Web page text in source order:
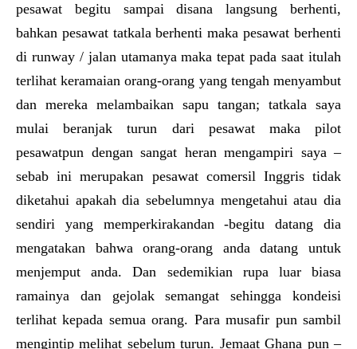
pesawat begitu sampai disana langsung berhenti,
bahkan pesawat tatkala berhenti maka pesawat berhenti
di runway / jalan utamanya maka tepat pada saat itulah
terlihat keramaian orang-orang yang tengah menyambut
dan mereka melambaikan sapu tangan; tatkala saya
mulai beranjak turun dari pesawat maka pilot
pesawatpun dengan sangat heran mengampiri saya –
sebab ini merupakan pesawat comersil Inggris tidak
diketahui apakah dia sebelumnya mengetahui atau dia
sendiri yang memperkirakandan -begitu datang dia
mengatakan bahwa orang-orang anda datang untuk
menjemput anda. Dan sedemikian rupa luar biasa
ramainya dan gejolak semangat sehingga kondeisi
terlihat kepada semua orang. Para musafir pun sambil
mengintip melihat sebelum turun. Jemaat Ghana pun –